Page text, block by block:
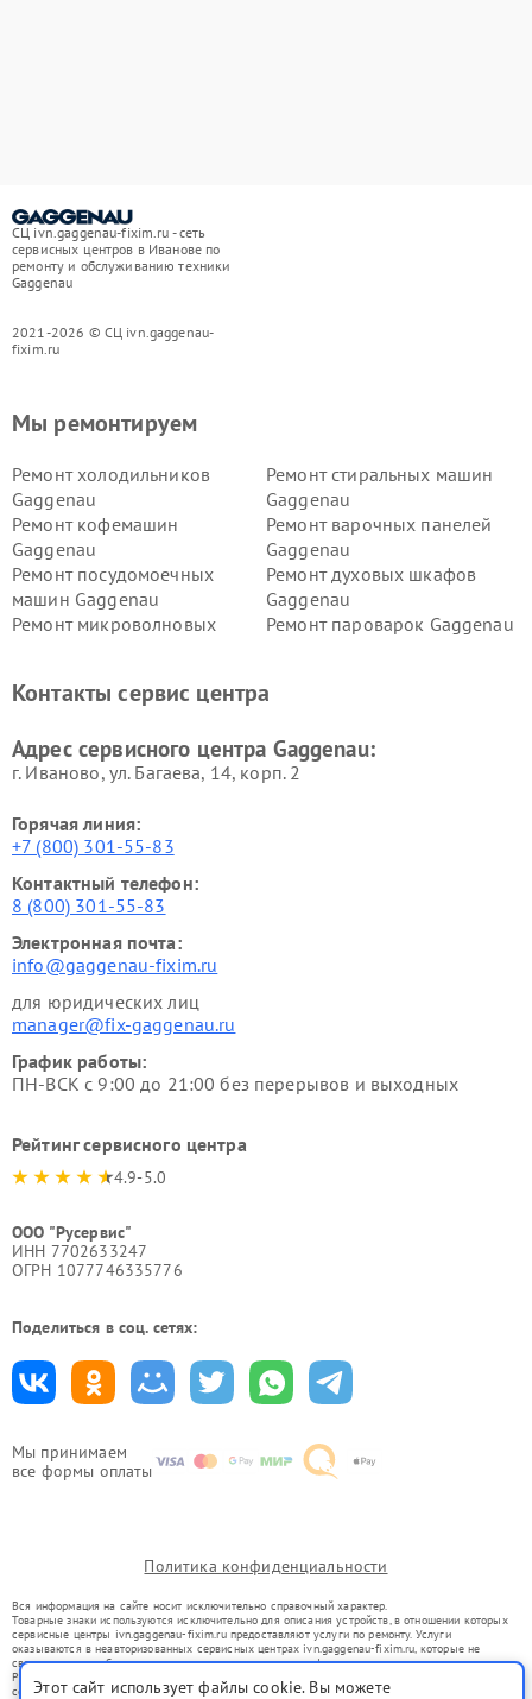
СЦ ivn.gaggenau-fixim.ru - сеть
сервисных центров в Иванове по
ремонту и обслуживанию техники
Gaggenau
2021-2026 © СЦ ivn.gaggenau-
fixim.ru
Мы принимаем
все формы оплаты
Мы ремонтируем
Ремонт холодильников
Gaggenau
Ремонт стиральных машин
Gaggenau
Ремонт кофемашин
Gaggenau
Ремонт варочных панелей
Gaggenau
Ремонт посудомоечных
машин Gaggenau
Ремонт духовых шкафов
Gaggenau
Ремонт микроволновых
Ремонт пароварок Gaggenau
Контакты сервис центра
Адрес сервисного центра Gaggenau:
г. Иваново, ул. Багаева, 14, корп. 2
Горячая линия:
+7 (800) 301-55-83
Контактный телефон:
8 (800) 301-55-83
Электронная почта:
info@gaggenau-fixim.ru
для юридических лиц
manager@fix-gaggenau.ru
График работы:
ПН-ВСК с 9:00 до 21:00 без перерывов и выходных
Рейтинг сервисного центра
4.9-5.0
ООО "Русервис"
ИНН 7702633247
ОГРН 1077746335776
Поделиться в соц. сетях:
Политика конфиденциальности
Вся информация на сайте носит исключительно справочный характер.
Товарные знаки используются исключительно для описания устройств, в отношении которых
сервисные центры ivn.gaggenau-fixim.ru предоставляют услуги по ремонту. Услуги
оказываются в неавторизованных сервисных центрах ivn.gaggenau-fixim.ru, которые не
связаны с правообладателями товарных знаков или их официальными представителями.
Ремонт осуществляется для устройств, уже введенных в гражданский оборот в соответствии
со статьей 1487 ГК РФ.
Этот сайт использует файлы cookie. Вы можете